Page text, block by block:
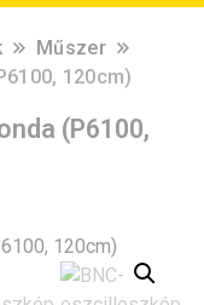
Műszer
120cm)
(P6100,